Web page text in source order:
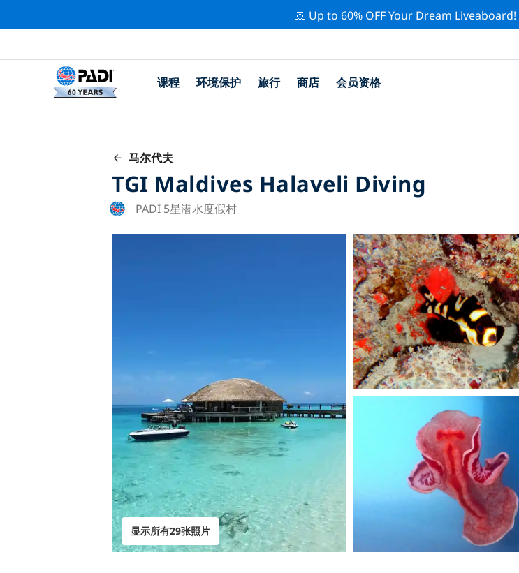
🚢 Up to 60% OFF Your Dream Liveaboard!
课程 环境保护 旅行 商店 会员资格
马尔代夫
TGI Maldives Halaveli Diving
PADI 5星潜水度假村
显示所有29张照片